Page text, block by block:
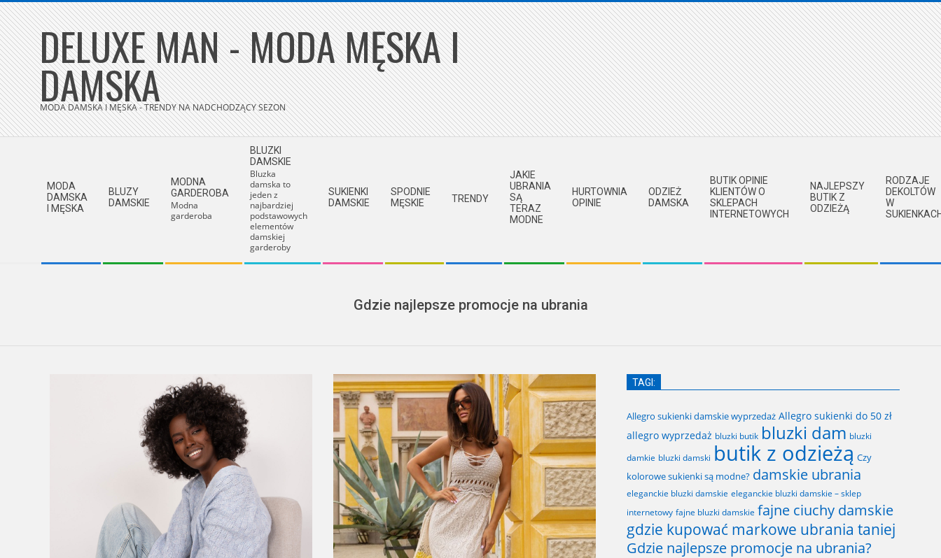
Skip
to
content DELUXE MAN - MODA MĘSKA I
DAMSKA
MODA DAMSKA I MĘSKA - TRENDY NA NADCHODZĄCY SEZON
MODA
DAMSKA
I MĘSKA
BLUZY
DAMSKIE
MODNA
GARDEROBA
Modna
garderoba
BLUZKI
DAMSKIE
Bluzka
damska to
jeden z
najbardziej
podstawowych
elementów
damskiej
garderoby
SUKIENKI
DAMSKIE
SPODNIE
MĘSKIE
TRENDY
JAKIE
UBRANIA
SĄ
TERAZ
MODNE
HURTOWNIA
OPINIE
ODZIEŻ
DAMSKA
BUTIK OPINIE
KLIENTÓW O
SKLEPACH
INTERNETOWYCH
NAJLEPSZY
BUTIK Z
ODZIEŻĄ
RODZAJE
DEKOLTÓW
W
Gdzie najlepsze promocje na ubrania
TAGI:
Allegro sukienki damskie wyprzedaż Allegro sukienki do 50 zł
allegro wyprzedaż bluzki butik bluzki dam bluzki
damkie bluzki damski butik z odzieżą Czy
kolorowe sukienki są modne? damskie ubrania
eleganckie bluzki damskie eleganckie bluzki damskie – sklep
internetowy fajne bluzki damskie fajne ciuchy damskie
gdzie kupować markowe ubrania taniej
Gdzie najlepsze promocje na ubrania?